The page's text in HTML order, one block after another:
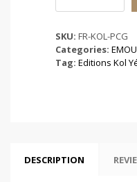
en
-
Phonétique
-
SKU: FR-KOL-PCG
Categories:
Tag: Editions Kol
DESCRIPTION